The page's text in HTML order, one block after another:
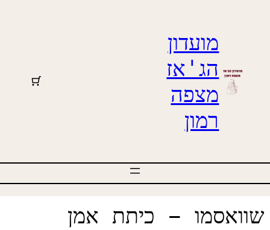
מועדון
הג'אז
מצפה
רמון
– כיתת אמן